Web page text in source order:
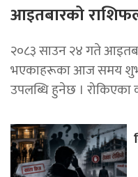
आइतबारको
२०८३ साउन २४ गते
भएकाहरूका आज समय शुभ
उपलब्धि हुनेछ । रोकिएका